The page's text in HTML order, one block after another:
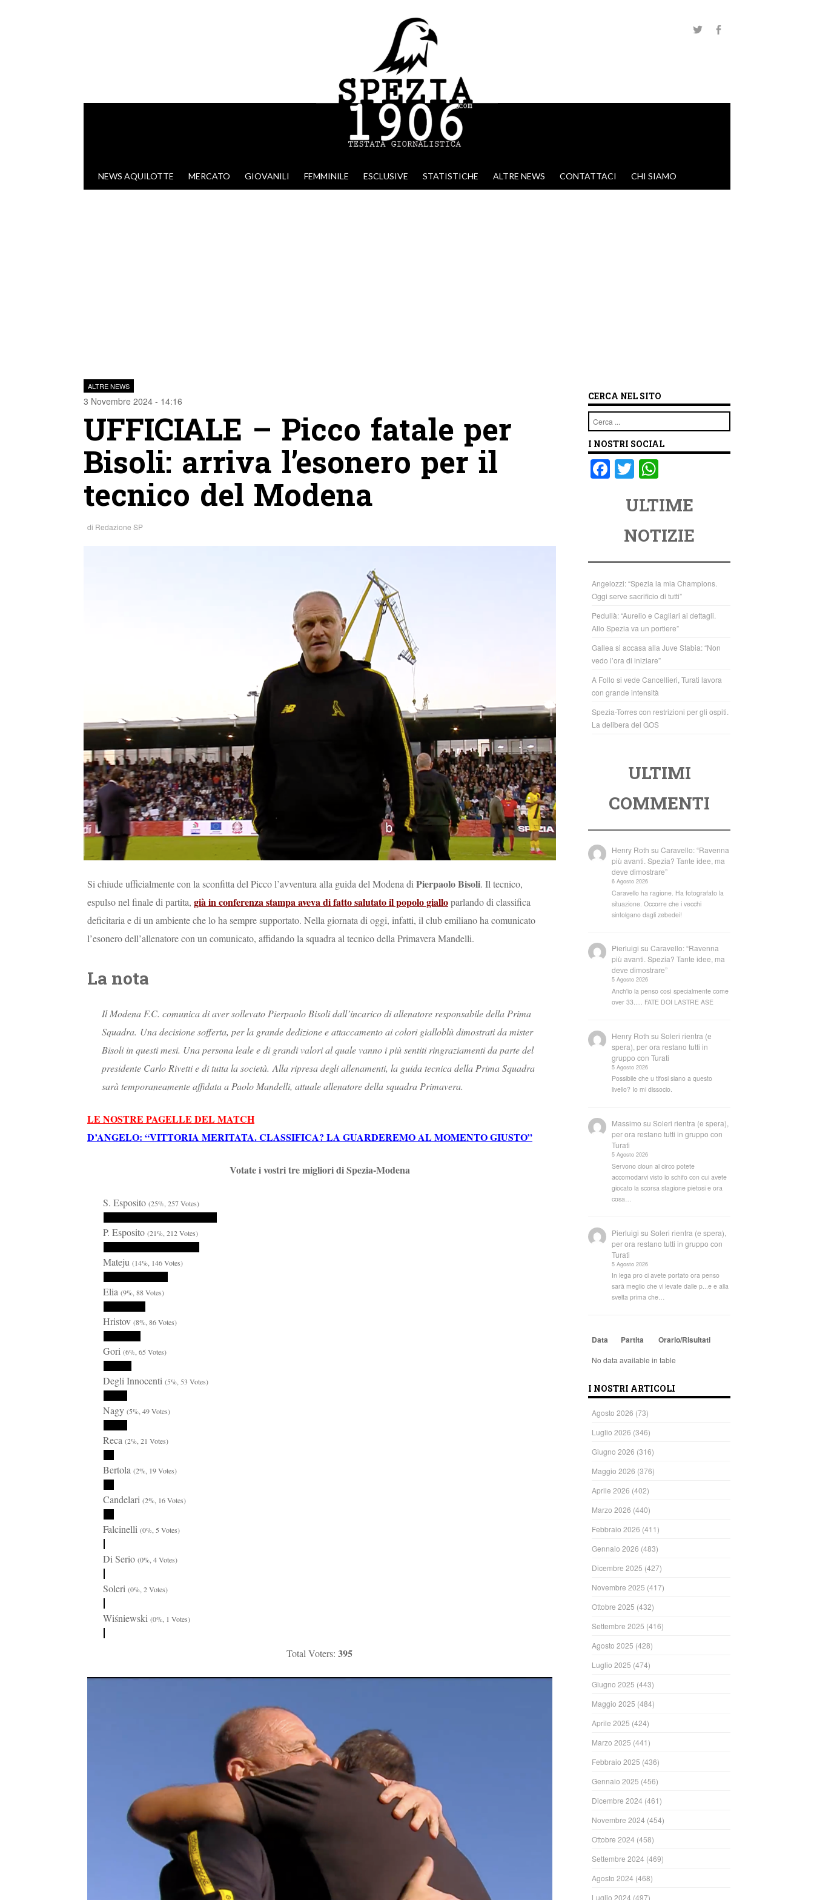
VAI AL CONTENUTO
NEWS AQUILOTTE MERCATO GIOVANILI FEMMINILE ESCLUSIVE STATISTICHE ALTRE NEWS CONTATTACI CHI SIAMO
ALTRE NEWS
3 Novembre 2024 - 14:16
UFFICIALE – Picco fatale per
Bisoli: arriva l’esonero per il
tecnico del Modena
di Redazione SP
Si chiude ufficialmente con la sconfitta del Picco l’avventura alla guida del Modena di Pierpaolo Bisoli. Il tecnico,
espulso nel finale di partita, già in conferenza stampa aveva di fatto salutato il popolo gialloparlando di classifica
deficitaria e di un ambiente che lo ha sempre supportato. Nella giornata di oggi, infatti, il club emiliano ha comunicato
l’esonero dell’allenatore con un comunicato, affidando la squadra al tecnico della Primavera Mandelli.
La nota
Il Modena F.C. comunica di aver sollevato Pierpaolo Bisoli dall’incarico di allenatore responsabile della Prima
Squadra. Una decisione sofferta, per la grande dedizione e attaccamento ai colori gialloblù dimostrati da mister
Bisoli in questi mesi. Una persona leale e di grandi valori al quale vanno i più sentiti ringraziamenti da parte del
presidente Carlo Rivetti e di tutta la società. Alla ripresa degli allenamenti, la guida tecnica della Prima Squadra
sarà temporaneamente affidata a Paolo Mandelli, attuale allenatore della squadra Primavera.
LE NOSTRE PAGELLE DEL MATCH
D’ANGELO: “VITTORIA MERITATA. CLASSIFICA? LA GUARDEREMO AL MOMENTO GIUSTO”
Votate i vostri tre migliori di Spezia-Modena
S. Esposito (25%, 257 Votes)
P. Esposito (21%, 212 Votes)
Mateju (14%, 146 Votes)
Elia (9%, 88 Votes)
Hristov (8%, 86 Votes)
Gori (6%, 65 Votes)
Degli Innocenti (5%, 53 Votes)
Nagy (5%, 49 Votes)
Reca (2%, 21 Votes)
Bertola (2%, 19 Votes)
Candelari (2%, 16 Votes)
Falcinelli (0%, 5 Votes)
Di Serio (0%, 4 Votes)
Soleri (0%, 2 Votes)
Wiśniewski (0%, 1 Votes)
Total Voters:395
CERCA NEL SITO
Cerca
I NOSTRI SOCIAL
F
o
o
k
T
tt
er
at
s
A
p
p
ULTIME
NOTIZIE
Angelozzi: “Spezia la mia Champions.
Oggi serve sacrificio di tutti”
Pedullà: “Aurelio e Cagliari ai dettagli.
Allo Spezia va un portiere”
Gallea si accasa alla Juve Stabia: “Non
vedo l’ora di iniziare”
A Follo si vede Cancellieri, Turati lavora
con grande intensità
Spezia-Torres con restrizioni per gli ospiti.
La delibera del GOS
ULTIMI
COMMENTI
Henry Roth suCaravello: “Ravenna
più avanti. Spezia? Tante idee, ma
deve dimostrare”
6 Agosto 2026
Caravello ha ragione. Ha fotografato la
situazione. Occorre che i vecchi
sintolgano dagli zebedei!
Pierluigi suCaravello: “Ravenna
più avanti. Spezia? Tante idee, ma
deve dimostrare”
5 Agosto 2026
Anch'io la penso così specialmente come
over 33..... FATE DOI LASTRE ASE
Henry Roth suSoleri rientra (e
spera), per ora restano tutti in
gruppo con Turati
5 Agosto 2026
Possibile che u tifosi siano a questo
livello? Io mi dissocio.
Massimo suSoleri rientra (e spera),
per ora restano tutti in gruppo con
Turati
5 Agosto 2026
Servono cloun al circo potete
accomodarvi visto lo schifo con cui avete
giocato la scorsa stagione pietosi e ora
cosa…
Pierluigi suSoleri rientra (e spera),
per ora restano tutti in gruppo con
Turati
5 Agosto 2026
In lega pro ci avete portato ora penso
sarà meglio che vi levate dalle p...e e alla
svelta prima che…
Data Partita Orario/Risultati
No data available in table
I NOSTRI ARTICOLI
Agosto 2026 (73)
Luglio 2026 (346)
Giugno 2026 (316)
Maggio 2026 (376)
Aprile 2026 (402)
Marzo 2026 (440)
Febbraio 2026 (411)
Gennaio 2026 (483)
Dicembre 2025 (427)
Novembre 2025 (417)
Ottobre 2025 (432)
Settembre 2025 (416)
Agosto 2025 (428)
Luglio 2025 (474)
Giugno 2025 (443)
Maggio 2025 (484)
Aprile 2025 (424)
Marzo 2025 (441)
Febbraio 2025 (436)
Gennaio 2025 (456)
Dicembre 2024 (461)
Novembre 2024 (454)
Ottobre 2024 (458)
Settembre 2024 (469)
Agosto 2024 (468)
Luglio 2024 (497)